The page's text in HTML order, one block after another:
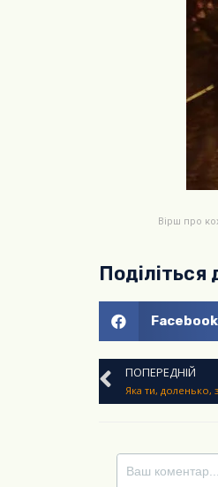
Вірш про
Поділіться
Facebook
ПОПЕРЕДНІЙ
Яка ти, доленько,